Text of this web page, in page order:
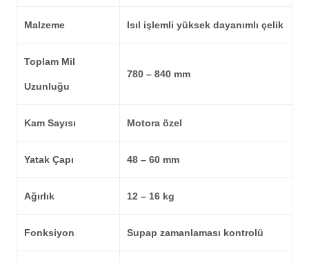
Malzeme Isıl işlemli yüksek dayanımlı çelik
Toplam Mil
Uzunluğu
780 – 840 mm
Kam Sayısı Motora özel
Yatak Çapı 48 – 60 mm
Ağırlık 12 – 16 kg
Fonksiyon Supap zamanlaması kontrolü